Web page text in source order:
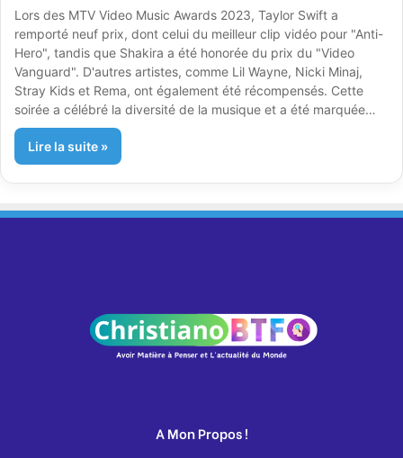
Lors des MTV Video Music Awards 2023, Taylor Swift a
remporté neuf prix, dont celui du meilleur clip vidéo pour "Anti-
Hero", tandis que Shakira a été honorée du prix du "Video
Vanguard". D'autres artistes, comme Lil Wayne, Nicki Minaj,
Stray Kids et Rema, ont également été récompensés. Cette
soirée a célébré la diversité de la musique et a été marquée…
Lire la suite »
A Mon Propos !